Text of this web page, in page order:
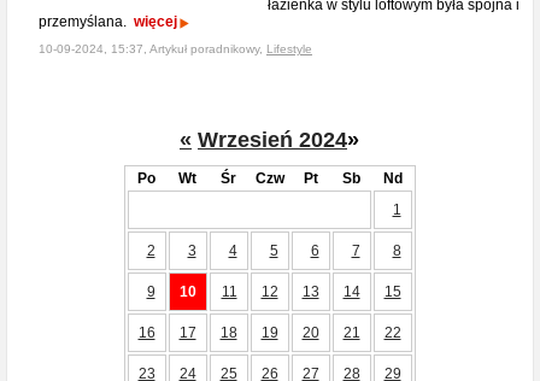
łazienka w stylu loftowym była spójna i
przemyślana. więcej
10-09-2024, 15:37, Artykuł poradnikowy, Lifestyle
« Wrzesień 2024»
Po Wt Śr Czw Pt Sb
Nd
1
2 3 4 5 6 7 8
9 10 11 12 13 14 15
16 17 18 19 20 21 22
23 24 25 26 27 28 29